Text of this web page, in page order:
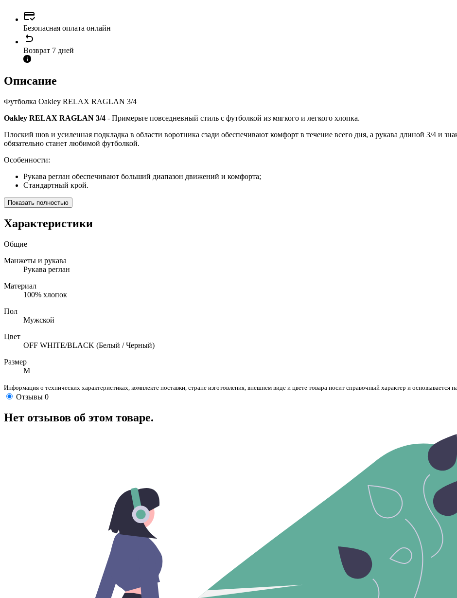
Безопасная оплата онлайн
Возврат 7 дней
Описание
Футболка Oakley RELAX RAGLAN 3/4
Oakley RELAX RAGLAN 3/4 - Примерьте повседневный стиль с футболкой из мягкого и легкого хлопка.
Плоский шов и усиленная подкладка в области воротника сзади обеспечивают комфорт в течение всего дня, а рукава длиной 3/4 и
обязательно станет любимой футболкой.
Особенности:
Рукава реглан обеспечивают больший диапазон движений и комфорта;
Стандартный крой.
Показать полностью
Характеристики
Общие
Манжеты и рукава
Рукава реглан
Материал
100% хлопок
Пол
Мужской
Цвет
OFF WHITE/BLACK (Белый / Черный)
Размер
M
Информация о технических характеристиках, комплекте поставки, стране изготовления, внешнем виде и цвете товара носит справочный характер и
Отзывы 0
Нет отзывов об этом товаре.